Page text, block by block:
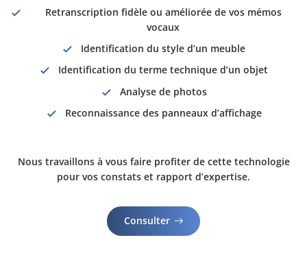
Retranscription fidèle ou améliorée de vos mémos
vocaux
Identification du style d’un meuble
Identification du terme technique d’un objet
Analyse de photos
Reconnaissance des panneaux d’affichage
Nous travaillons à vous faire profiter de cette technologie
pour vos constats et rapport d’expertise.
Consulter